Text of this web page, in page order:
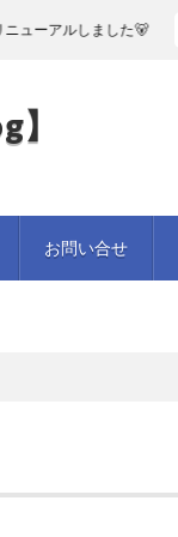
お問い合せ
ーアルしました🐻